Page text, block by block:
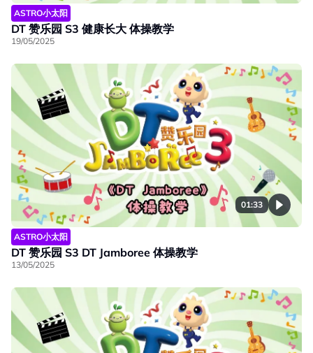
ASTRO小太阳
DT 赞乐园 S3 健康长大 体操教学
19/05/2025
01:33
ASTRO小太阳
DT 赞乐园 S3 DT Jamboree 体操教学
13/05/2025